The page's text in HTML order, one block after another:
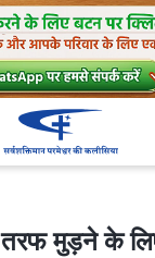
झूठ के जाल से निकलना
तरफ मुड़ने के